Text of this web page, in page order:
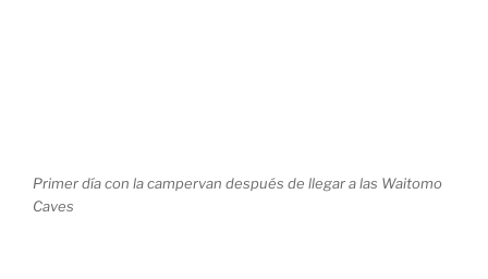
Primer día con la campervan después de llegar a las Waitomo
Caves